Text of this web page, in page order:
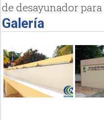
de desayunador
Galería